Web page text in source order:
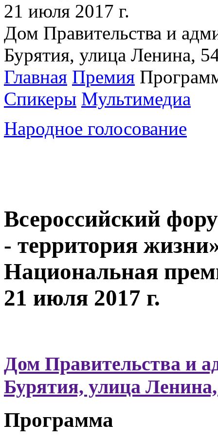
21 июля 2017 г.
Дом Правительства и
Бурятия, улица Ленина,
Главная Премия
Спикеры Мультимедиа
Народное голосование
Всероссийский
- территория
Национальная
21 июля 2017 г.
Дом Правительства и
Бурятия, улица
Программа